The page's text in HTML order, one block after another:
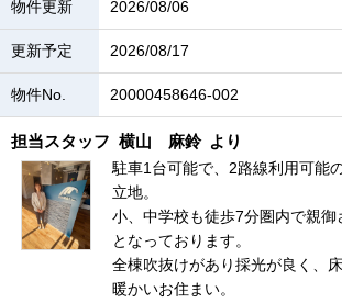
物件更新 2026/08/06
更新予定 2026/08/17
物件No. 20000458646-002
担当スタッフ 横山 麻鈴 より
駐車1台可能で、2路線利用可能
立地。
小、中学校も徒歩7分圏内で親御
となっております。
全棟吹抜けがあり採光が良く、
暖かいお住まい。